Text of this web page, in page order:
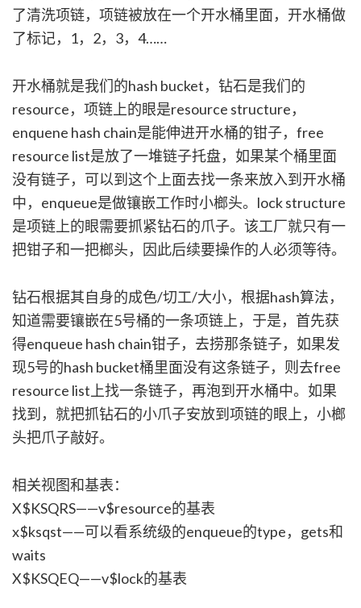
了清洗项链，项链被放在一个开水桶里面，开水桶做
了标记，1，2，3，4……
开水桶就是我们的hash bucket，钻石是我们的
resource，项链上的眼是resource structure，
enquene hash chain是能伸进开水桶的钳子，free
resource list是放了一堆链子托盘，如果某个桶里面
没有链子，可以到这个上面去找一条来放入到开水桶
中，enqueue是做镶嵌工作时小榔头。lock structure
是项链上的眼需要抓紧钻石的爪子。该工厂就只有一
把钳子和一把榔头，因此后续要操作的人必须等待。
钻石根据其自身的成色/切工/大小，根据hash算法，
知道需要镶嵌在5号桶的一条项链上，于是，首先获
得enqueue hash chain钳子，去捞那条链子，如果发
现5号的hash bucket桶里面没有这条链子，则去free
resource list上找一条链子，再泡到开水桶中。如果
找到，就把抓钻石的小爪子安放到项链的眼上，小榔
头把爪子敲好。
相关视图和基表：
X$KSQRS——v$resource的基表
x$ksqst——可以看系统级的enqueue的type，gets和
waits
X$KSQEQ——v$lock的基表